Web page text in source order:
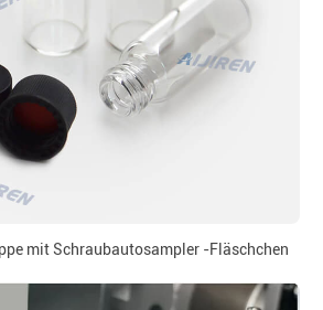
mit Schraubautosampler -Fläschchen